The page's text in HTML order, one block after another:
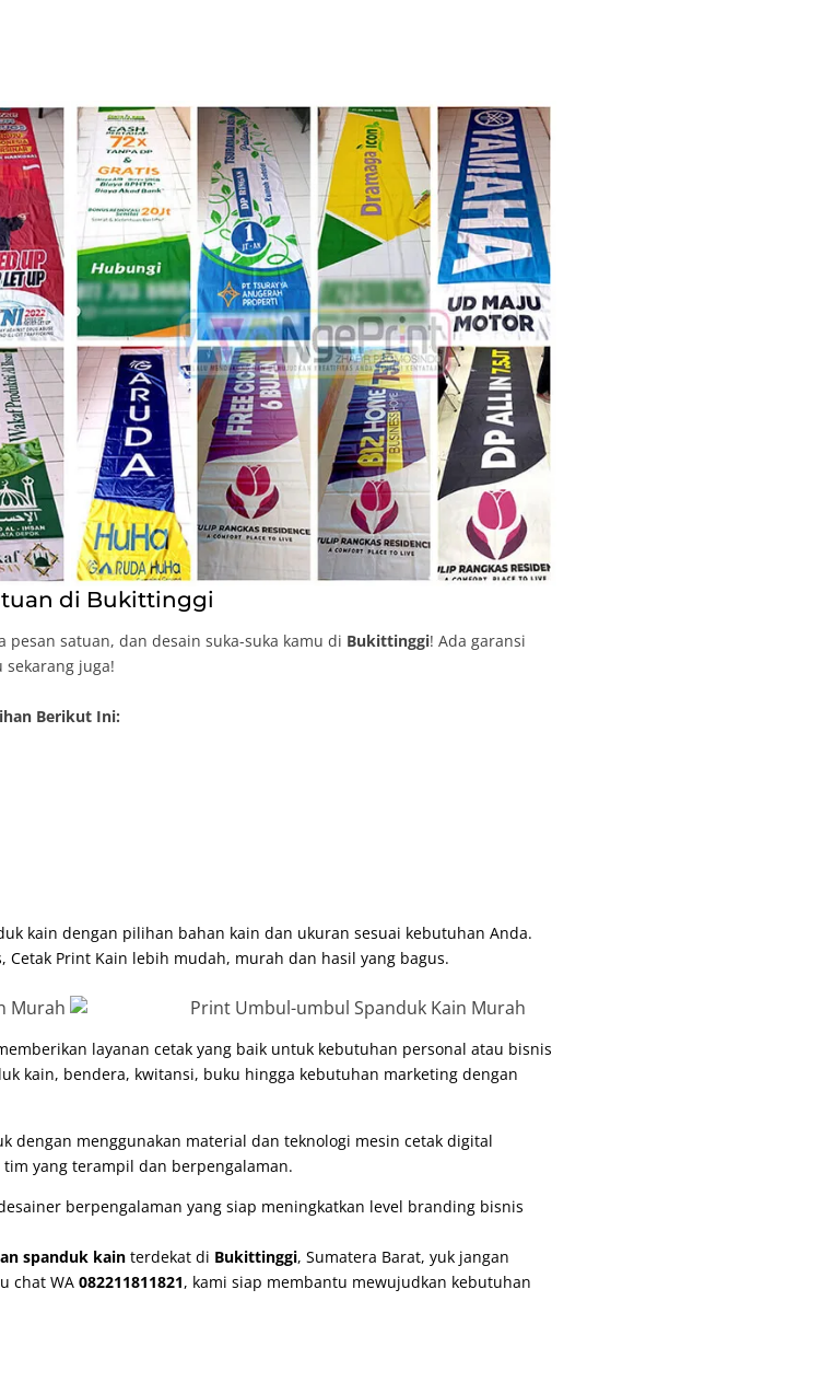
di Bukittinggi
pesan satuan, dan desain suka-suka kamu di Bukittinggi! Ada garansi
juga!
Berikut Ini:
kain dengan pilihan bahan kain dan ukuran sesuai kebutuhan Anda.
Print Kain lebih mudah, murah dan hasil yang bagus.
layanan cetak yang baik untuk kebutuhan personal atau bisnis
kain, bendera, kwitansi, buku hingga kebutuhan marketing dengan
dengan menggunakan material dan teknologi mesincetak digital
yang terampil dan berpengalaman.
berpengalaman yang siap meningkatkan level branding bisnis
spanduk kain terdekat di Bukittinggi, Sumatera Barat, yuk jangan
chat WA082211811821, kami siap membantu mewujudkan kebutuhan